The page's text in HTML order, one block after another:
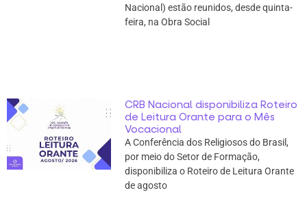
Nacional) estão reunidos, desde quinta-
feira, na Obra Social
CRB Nacional disponibiliza Roteiro
de Leitura Orante para o Mês
Vocacional
A Conferência dos Religiosos do Brasil,
por meio do Setor de Formação,
disponibiliza o Roteiro de Leitura Orante
de agosto